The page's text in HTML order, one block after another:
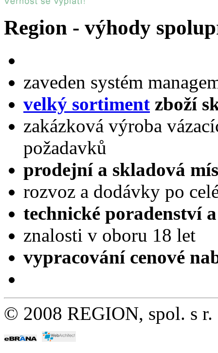
Region - výhody
zaveden systém
velký sortiment zboží
zakázková výroba
požadavků
prodejní a skladová
rozvoz a dodávky po
technické poradenství
znalosti v oboru 18 let
vypracování cenové
© 2008 REGION, spol. s